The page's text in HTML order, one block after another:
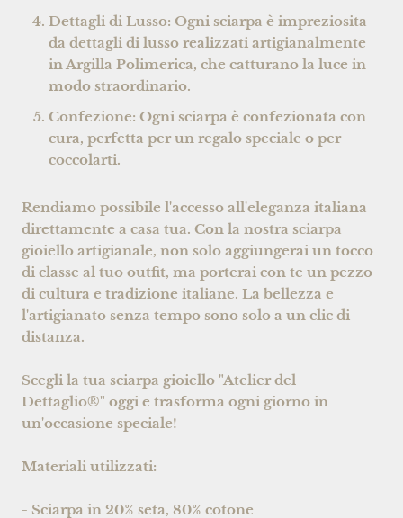
Dettagli di Lusso: Ogni sciarpa è impreziosita
da dettagli di lusso realizzati artigianalmente
in Argilla Polimerica, che catturano la luce in
modo straordinario.
Confezione: Ogni sciarpa è confezionata con
cura, perfetta per un regalo speciale o per
coccolarti.
Rendiamo possibile l'accesso all'eleganza italiana
direttamente a casa tua. Con la nostra sciarpa
gioiello artigianale, non solo aggiungerai un tocco
di classe al tuo outfit, ma porterai con te un pezzo
di cultura e tradizione italiane. La bellezza e
l'artigianato senza tempo sono solo a un clic di
distanza.
Scegli la tua sciarpa gioiello "Atelier del
Dettaglio®" oggi e trasforma ogni giorno in
un'occasione speciale!
Materiali utilizzati:
- Sciarpa in 20% seta, 80% cotone